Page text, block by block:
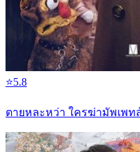
⭐5.8
ตายหละหว่า ใครฆ่ามัพเพทส์!